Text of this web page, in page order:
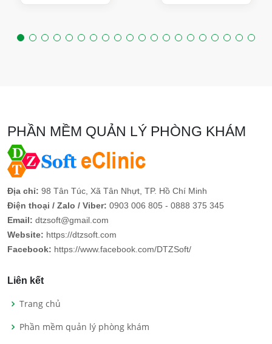
PHẦN MỀM QUẢN LÝ PHÒNG KHÁM
Địa chỉ: 98 Tân Túc, Xã Tân Nhựt, TP. Hồ Chí Minh
Điện thoại / Zalo / Viber: 0903 006 805 - 0888 375 345
Email: dtzsoft@gmail.com
Website: https://dtzsoft.com
Facebook: https://www.facebook.com/DTZSoft/
Liên kết
Trang chủ
Phần mềm quản lý phòng khám